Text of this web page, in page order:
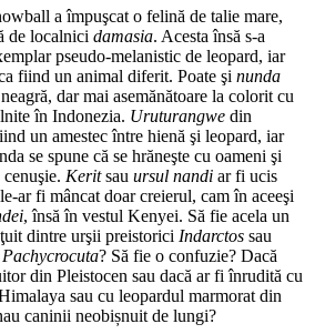
a împuşcat o felină de talie mare,
de localnici damasia. Acesta însă s-a
pseudo-melanistic de leopard, iar
fiind un animal diferit. Poate şi nunda
dar mai asemănătoare la colorit cu
în Indonezia. Uruturangwe din
un amestec între hienă şi leopard, iar
se spune că se hrăneşte cu oameni şi
Keritsau ursul nandi ar fi ucis
ar fi mâncat doar creierul, cam în aceeşi
, însă în vestul Kenyei. Să fie acela un
dintre urşii preistorici Indarctos sau
Pachycrocuta? Să fie o confuzie? Dacă
din Pleistocen sau dacă ar fi înrudită cu
sau cu leopardul marmorat din
caninii neobișnuit de lungi?